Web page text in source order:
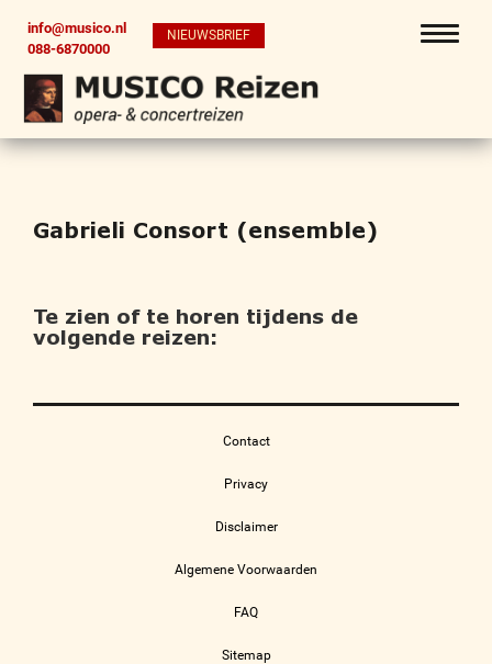
info@musico.nl
088-6870000
NIEUWSBRIEF
Gabrieli Consort (ensemble)
Te zien of te horen tijdens de
volgende reizen:
Contact
Privacy
Disclaimer
Algemene Voorwaarden
FAQ
Sitemap